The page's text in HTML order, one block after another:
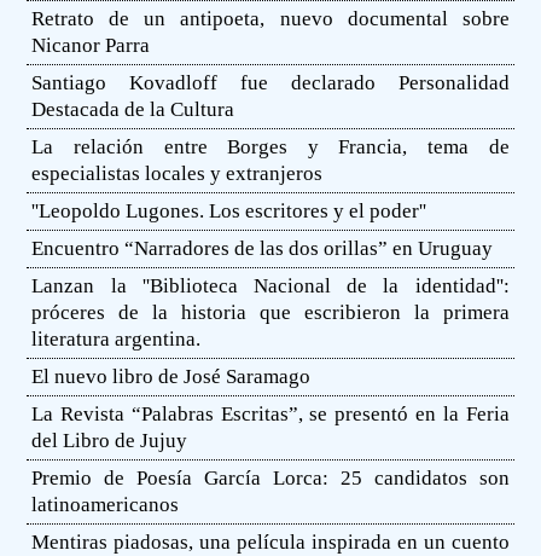
Retrato de un antipoeta, nuevo documental sobre
Nicanor Parra
Santiago Kovadloff fue declarado Personalidad
Destacada de la Cultura
La relación entre Borges y Francia, tema de
especialistas locales y extranjeros
''Leopoldo Lugones. Los escritores y el poder''
Encuentro “Narradores de las dos orillas” en Uruguay
Lanzan la ''Biblioteca Nacional de la identidad'':
próceres de la historia que escribieron la primera
literatura argentina.
El nuevo libro de José Saramago
La Revista “Palabras Escritas”, se presentó en la Feria
del Libro de Jujuy
Premio de Poesía García Lorca: 25 candidatos son
latinoamericanos
Mentiras piadosas, una película inspirada en un cuento